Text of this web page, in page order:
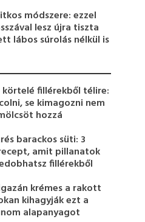
módszere: ezzel
lesz újra tiszta
lábos súrolás nélkül is
körtelé fillérekből télire:
se kimagozni nem
hozzá
barackos süti: 3
amit pillanatok
fillérekből
krémes a rakott
kihagyják ezt a
alapanyagot